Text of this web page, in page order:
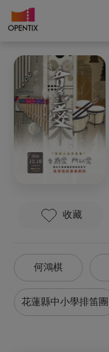
收藏
何鴻棋
花蓮縣中小學排笛團